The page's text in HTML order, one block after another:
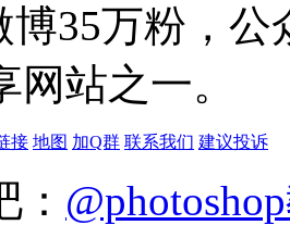
博35万粉，
站之一。
接 地图 加Q群 联系我们 建议投诉